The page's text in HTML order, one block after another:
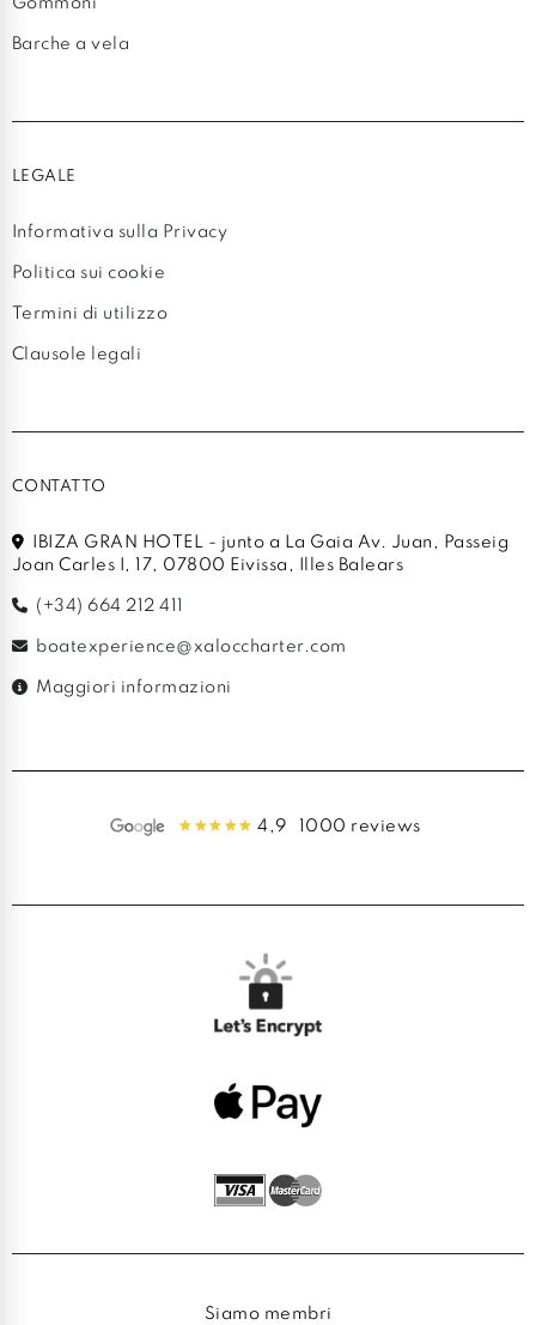
Gommoni
Barche a vela
LEGALE
Informativa sulla Privacy
Politica sui cookie
Termini di utilizzo
Clausole legali
CONTATTO
IBIZA GRAN HOTEL - junto a La Gaia Av. Juan, Passeig
Joan Carles I, 17, 07800 Eivissa, Illes Balears
(+34) 664 212 411
boatexperience@xaloccharter.com
Maggiori informazioni
4,9 1000 reviews
Siamo membri